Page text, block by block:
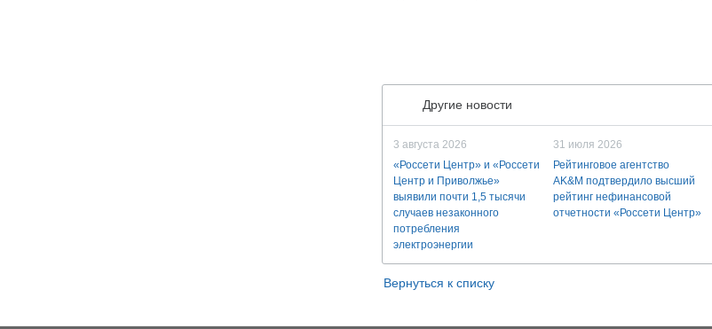
Другие новости
3 августа 2026
«Россети Центр» и «Россети
Центр и Приволжье»
выявили почти 1,5 тысячи
случаев незаконного
потребления
электроэнергии
31 июля 2026
Рейтинговое агентство
AK&M подтвердило высший
рейтинг нефинансовой
отчетности «Россети Центр»
Вернуться к списку